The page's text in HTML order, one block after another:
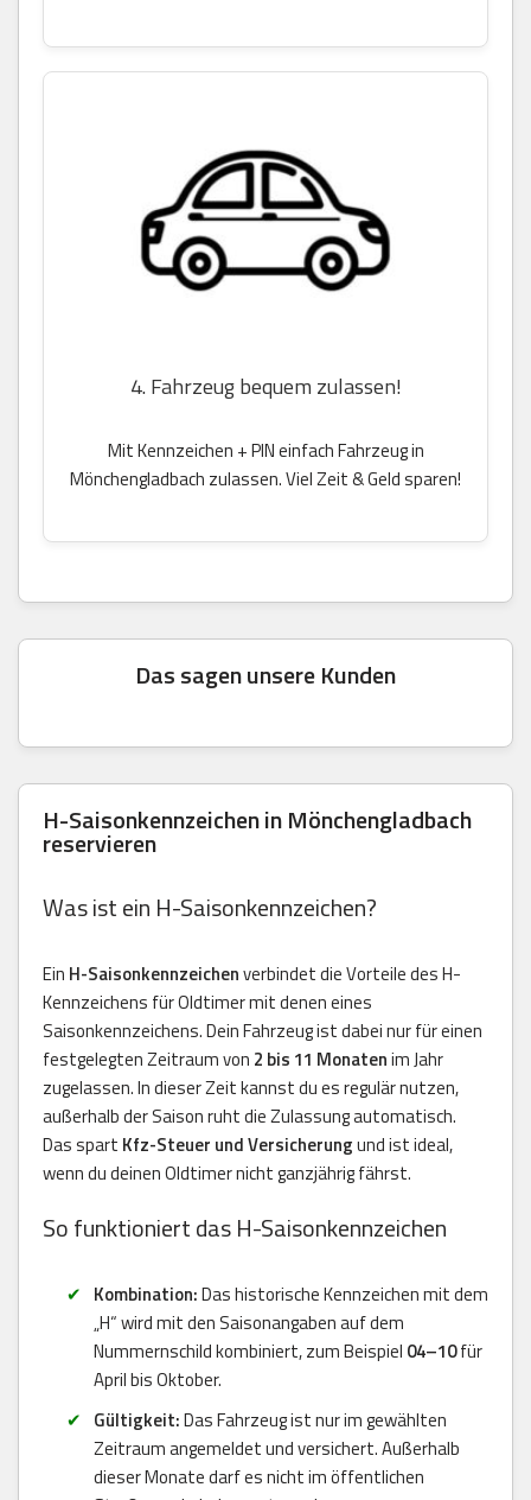
4. Fahrzeug bequem zulassen!
Mit Kennzeichen + PIN einfach Fahrzeug in
Mönchengladbach zulassen. Viel Zeit & Geld sparen!
Das sagen unsere Kunden
H-Saisonkennzeichen in Mönchengladbach
reservieren
Was ist ein H-Saisonkennzeichen?
Ein H-Saisonkennzeichenverbindet die Vorteile des H-
Kennzeichens für Oldtimer mit denen eines
Saisonkennzeichens. Dein Fahrzeug ist dabei nur für einen
festgelegten Zeitraum von 2 bis 11 Monatenim Jahr
zugelassen. In dieser Zeit kannst du es regulär nutzen,
außerhalb der Saison ruht die Zulassung automatisch.
Das spart Kfz-Steuer und Versicherungund ist ideal,
wenn du deinen Oldtimer nicht ganzjährig fährst.
So funktioniert das H-Saisonkennzeichen
Kombination:Das historische Kennzeichen mit dem
„H“ wird mit den Saisonangaben auf dem
Nummernschild kombiniert, zum Beispiel 04–10für
April bis Oktober.
Gültigkeit:Das Fahrzeug ist nur im gewählten
Zeitraum angemeldet und versichert. Außerhalb
dieser Monate darf es nicht im öffentlichen